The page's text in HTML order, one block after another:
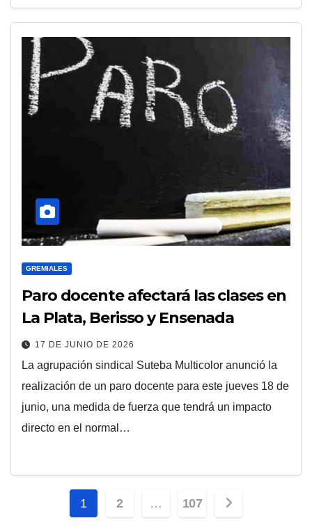
GREMIALES
Paro docente afectará las clases en
La Plata, Berisso y Ensenada
17 DE JUNIO DE 2026
La agrupación sindical Suteba Multicolor anunció la
realización de un paro docente para este jueves 18 de
junio, una medida de fuerza que tendrá un impacto
directo en el normal…
Paginación
1 2 … 107